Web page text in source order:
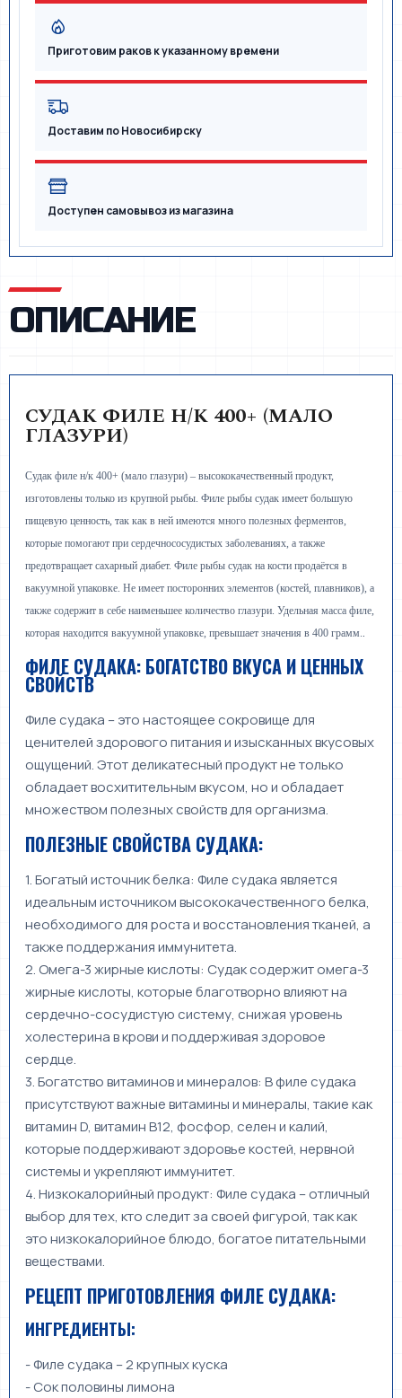
Приготовим раков к указанному времени
Доставим по Новосибирску
Доступен самовывоз из магазина
ОПИСАНИЕ
СУДАК ФИЛЕ Н/К 400+ (МАЛО
ГЛАЗУРИ)
Судак филе н/к 400+ (мало глазури) – высококачественный продукт,
изготовлены только из крупной рыбы. Филе рыбы судак имеет большую
пищевую ценность, так как в ней имеются много полезных ферментов,
которые помогают при сердечнососудистых заболеваниях, а также
предотвращает сахарный диабет. Филе рыбы судак на кости продаётся в
вакуумной упаковке. Не имеет посторонних элементов (костей, плавников), а
также содержит в себе наименьшее количество глазури. Удельная масса филе,
которая находится вакуумной упаковке, превышает значения в 400 грамм. .
ФИЛЕ СУДАКА: БОГАТСТВО ВКУСА И ЦЕННЫХ
СВОЙСТВ
Филе судака – это настоящее сокровище для
ценителей здорового питания и изысканных вкусовых
ощущений. Этот деликатесный продукт не только
обладает восхитительным вкусом, но и обладает
множеством полезных свойств для организма.
ПОЛЕЗНЫЕ СВОЙСТВА СУДАКА:
1. Богатый источник белка: Филе судака является
идеальным источником высококачественного белка,
необходимого для роста и восстановления тканей, а
также поддержания иммунитета.
2. Омега-3 жирные кислоты: Судак содержит омега-3
жирные кислоты, которые благотворно влияют на
сердечно-сосудистую систему, снижая уровень
холестерина в крови и поддерживая здоровое
сердце.
3. Богатство витаминов и минералов: В филе судака
присутствуют важные витамины и минералы, такие как
витамин D, витамин В12, фосфор, селен и калий,
которые поддерживают здоровье костей, нервной
системы и укрепляют иммунитет.
4. Низкокалорийный продукт: Филе судака – отличный
выбор для тех, кто следит за своей фигурой, так как
это низкокалорийное блюдо, богатое питательными
веществами.
РЕЦЕПТ ПРИГОТОВЛЕНИЯ ФИЛЕ СУДАКА:
ИНГРЕДИЕНТЫ:
- Филе судака – 2 крупных куска
- Сок половины лимона